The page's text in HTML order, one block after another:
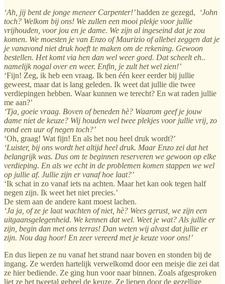
‘Ah, jij bent de jonge meneer Carpenter!’hadden ze gezegd, ‘John
toch? Welkom bij ons! We zullen een mooi plekje voor jullie
vrijhouden, voor jou en je dame. We zijn al ingeseind dat je zou
komen. We moesten je van Enzo of Maurizio of allebei zeggen dat je
je vanavond niet druk hoeft te maken om de rekening. Gewoon
bestellen. Het komt via hen dan wel weer goed. Dat scheelt eh..
namelijk nogal over en weer. Enfin, je zult het wel zien!’
‘Fijn! Zeg, ik heb een vraag. Ik ben één keer eerder bij jullie
geweest, maar dat is lang geleden. Ik weet dat jullie die twee
verdiepingen hebben. Waar kunnen we terecht? En wat raden jullie
me aan?’
‘Tja, goeie vraag. Boven of beneden hè? Waarom geef je jouw
dame niet de keuze? Wij houden wel twee plekjes voor jullie vrij, zo
rond een uur of negen toch?’
‘Oh, graag! Wat fijn! En als het nou heel druk wordt?’
‘Luister, bij ons wordt het altijd heel druk. Maar Enzo zei dat het
belangrijk was. Dus om te beginnen reserveren we gewoon op elke
verdieping. En als we echt in de problemen komen stappen we wel
op jullie af. Jullie zijn er vanaf hoe laat?’
‘Ik schat in zo vanaf iets na achten. Maar het kan ook tegen half
negen zijn. Ik weet het niet precies.’
De stem aan de andere kant moest lachen.
‘Ja ja, of ze je laat wachten of niet, hè? Wees gerust, we zijn een
uitgaansgelegenheid. We kennen dat wel. Weet je wat? Als jullie er
zijn, begin dan met ons terras! Dan weten wij alvast dat jullie er
zijn. Nou dag hoor! En zeer vereerd met je keuze voor ons!’
En dus liepen ze nu vanaf het strand naar boven en stonden bij de
ingang. Ze werden hartelijk verwelkomd door een meisje die zei dat
ze hier bediende. Ze ging hun voor naar binnen. Zoals afgesproken
liet ze het tweetal geheel de keuze. Ze liepen door de gezellige